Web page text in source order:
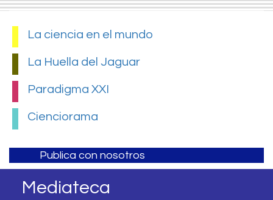
La ciencia en el mundo
La Huella del Jaguar
Paradigma XXI
Cienciorama
Publica con nosotros
Mediateca